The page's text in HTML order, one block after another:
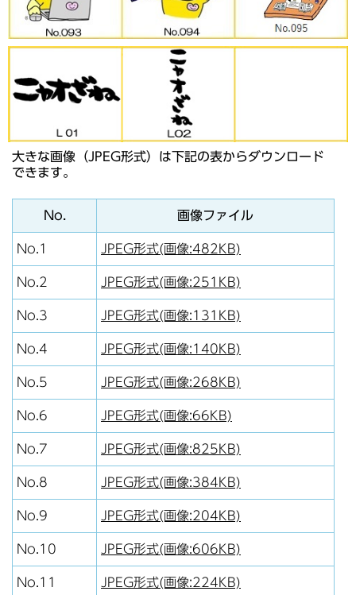
大きな画像（JPEG形式）は下記の表からダウンロード
できます。
No. 画像ファイル
No.1 JPEG形式(画像:482KB)
No.2 JPEG形式(画像:251KB)
No.3 JPEG形式(画像:131KB)
No.4 JPEG形式(画像:140KB)
No.5 JPEG形式(画像:268KB)
No.6 JPEG形式(画像:66KB)
No.7 JPEG形式(画像:825KB)
No.8 JPEG形式(画像:384KB)
No.9 JPEG形式(画像:204KB)
No.10 JPEG形式(画像:606KB)
No.11 JPEG形式(画像:224KB)